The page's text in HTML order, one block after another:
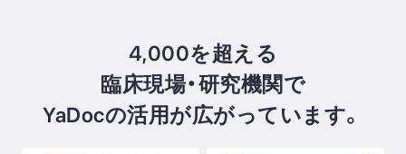
4,000を超える
臨床現場・研究機関で
YaDocの活用が広がっています。